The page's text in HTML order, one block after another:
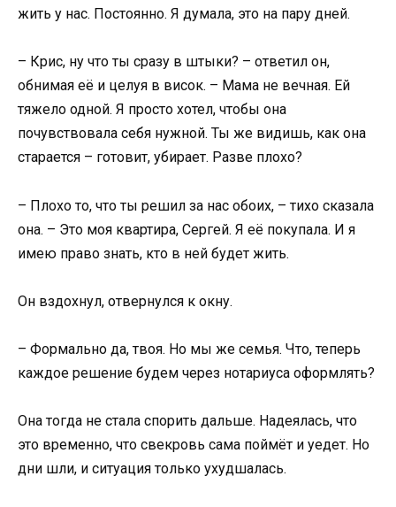
жить у нас. Постоянно. Я думала, это на пару дней.
– Крис, ну что ты сразу в штыки? – ответил он,
обнимая её и целуя в висок. – Мама не вечная. Ей
тяжело одной. Я просто хотел, чтобы она
почувствовала себя нужной. Ты же видишь, как она
старается – готовит, убирает. Разве плохо?
– Плохо то, что ты решил за нас обоих, – тихо сказала
она. – Это моя квартира, Сергей. Я её покупала. И я
имею право знать, кто в ней будет жить.
Он вздохнул, отвернулся к окну.
– Формально да, твоя. Но мы же семья. Что, теперь
каждое решение будем через нотариуса оформлять?
Она тогда не стала спорить дальше. Надеялась, что
это временно, что свекровь сама поймёт и уедет. Но
дни шли, и ситуация только ухудшалась.